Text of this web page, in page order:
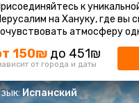
к
на Хануку, где вы
атмосферу
древних и святых городов
насладиться ...
150₪ до 451₪
от города и даты
Испанский